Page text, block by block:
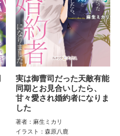
実は御曹司だった天敵有能
同期とお見合いしたら、
甘々愛され婚約者になりま
した
著者：麻生ミカリ
イラスト：森原八鹿